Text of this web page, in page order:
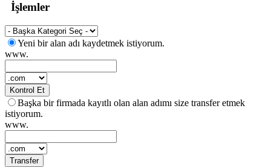
İşlemler
Yeni bir alan adı kaydetmek istiyorum.
www.
Kontrol Et
Başka bir firmada kayıtlı olan alan adımı size transfer etmek
istiyorum.
www.
Transfer